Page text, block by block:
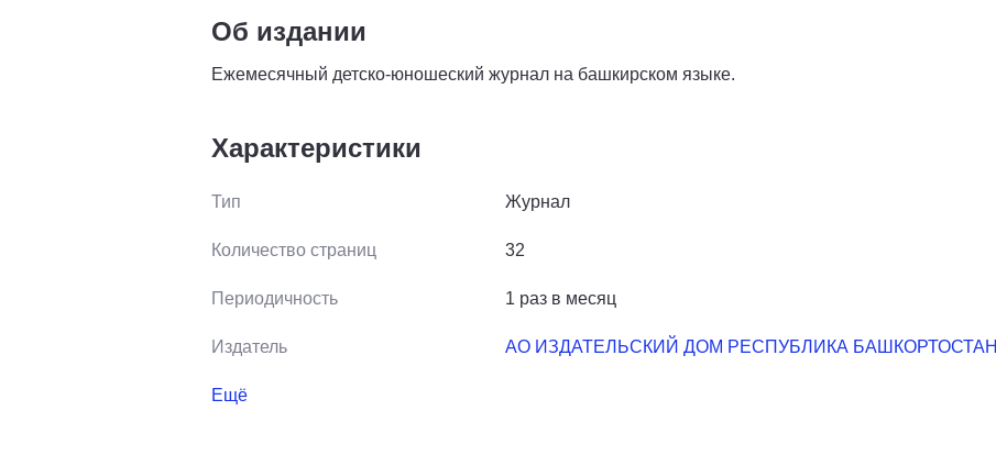
Об издании
Ежемесячный детско-юношеский журнал на башкирском языке.
Характеристики
Тип Журнал
Количество страниц 32
Периодичность 1 раз в месяц
Издатель АО ИЗДАТЕЛЬСКИЙ ДОМ РЕСПУБЛИКА БАШКОРТОСТАН
Ещё